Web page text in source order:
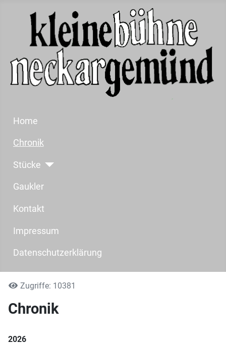
Home
Chronik
Stücke
Gaukler
Kontakt
Impressum
Datenschutzerklärung
Zugriffe: 10381
Chronik
2026